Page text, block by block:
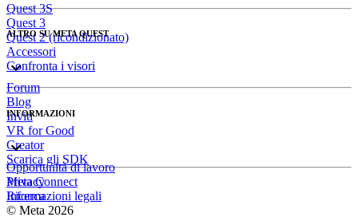
Quest 3S
Quest 3
Quest 2 (ricondizionato)
Accessori
Confronta i visori
ALTRO SU META QUEST
Forum
Blog
Inviti
VR for Good
Creator
Scarica gli SDK
INFORMAZIONI
Opportunità di lavoro
Meta Connect
Ricerca
Privacy
Informazioni legali
© Meta 2026